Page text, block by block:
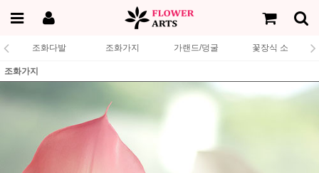
조화다발 조화가지 가랜드/덩굴 꽃장식 소
조화가지